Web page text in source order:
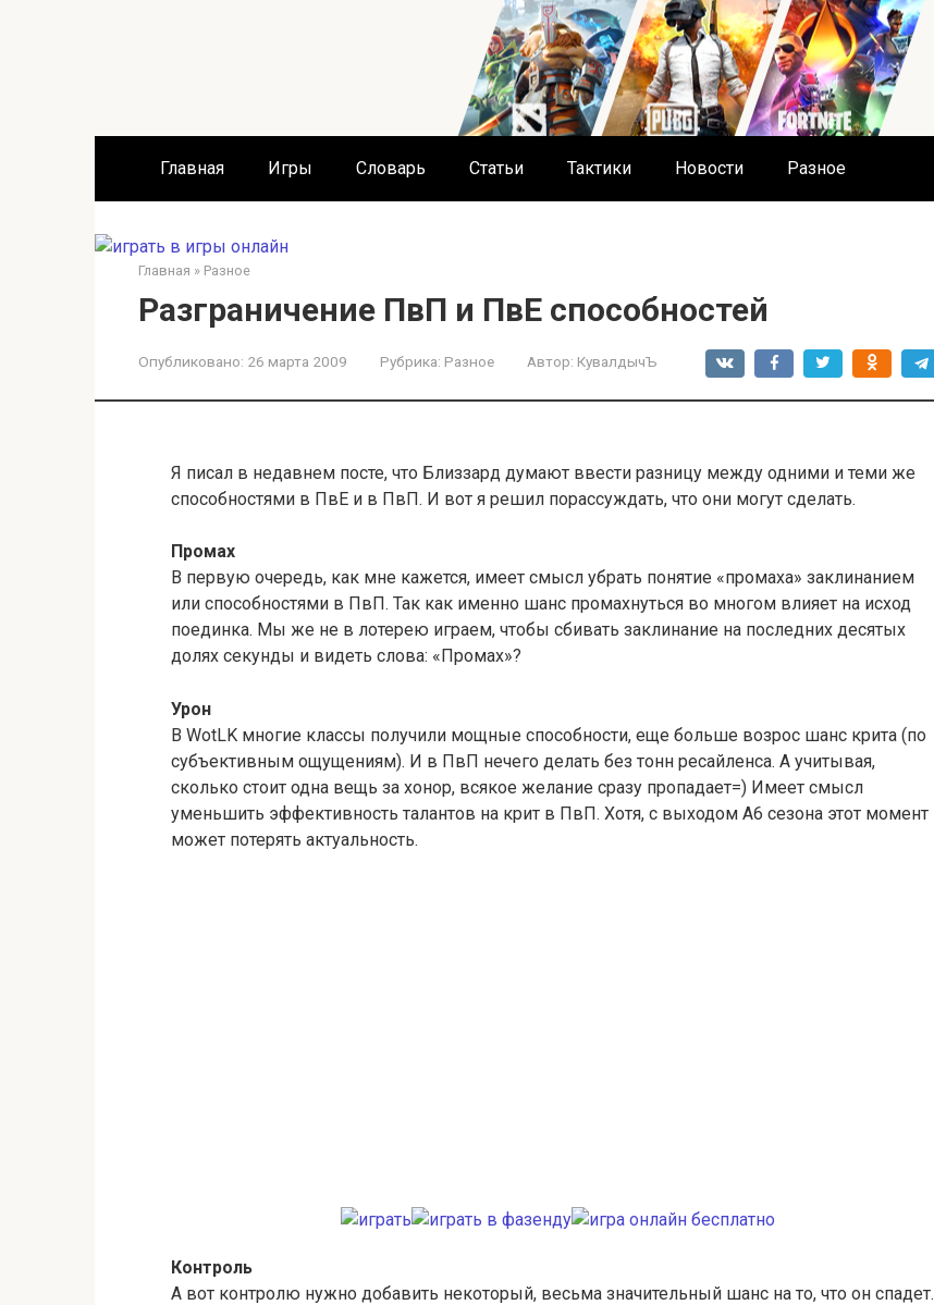
Главная Игры Словарь Статьи Тактики Новости Разное
Главная » Разное
Разграничение ПвП и ПвЕ способностей
Опубликовано: 26 марта 2009 Рубрика: Разное Автор: КувалдычЪ
Я писал в недавнем посте, что Близзард думают ввести разницу между одними и теми же
способностями в ПвЕ и в ПвП. И вот я решил порассуждать, что они могут сделать.
Промах
В первую очередь, как мне кажется, имеет смысл убрать понятие «промаха» заклинанием
или способностями в ПвП. Так как именно шанс промахнуться во многом влияет на исход
поединка. Мы же не в лотерею играем, чтобы сбивать заклинание на последних десятых
долях секунды и видеть слова: «Промах»?
Урон
В WotLK многие классы получили мощные способности, еще больше возрос шанс крита (по
субъективным ощущениям). И в ПвП нечего делать без тонн ресайленса. А учитывая,
сколько стоит одна вещь за хонор, всякое желание сразу пропадает=) Имеет смысл
уменьшить эффективность талантов на крит в ПвП. Хотя, с выходом А6 сезона этот момент
может потерять актуальность.
Контроль
А вот контролю нужно добавить некоторый, весьма значительный шанс на то, что он спадет.